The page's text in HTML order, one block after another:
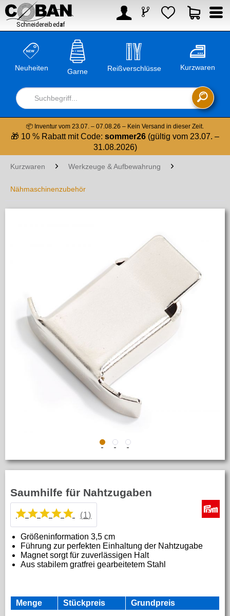
 

Neuheiten Garne

Reißverschlüsse Kurzwaren
📦 Inventur vom 23.07. – 07.08.26 – Kein Versand in dieser Zeit.
🎁 10 % Rabatt mit Code: sommer26 (gültig vom 23.07. –
31.08.2026)
Kurzwaren Werkzeuge & Aufbewahrung
Nähmaschinenzubehör
Saumhilfe für Nahtzugaben
(1)
Größeninformation 3,5 cm
Führung zur perfekten Einhaltung der Nahtzugabe
Magnet sorgt für zuverlässigen Halt
Aus stabilem gratfrei gearbeitetem Stahl
Menge Stückpreis Grundpreis